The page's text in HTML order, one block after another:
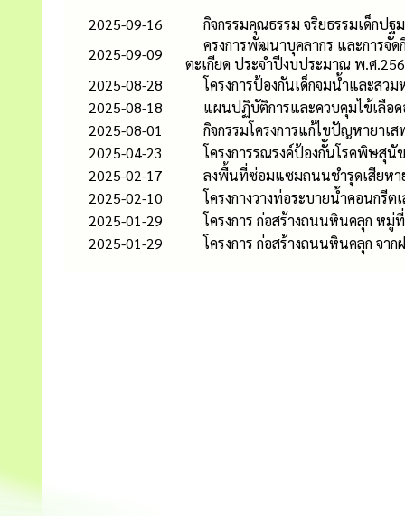
2025-09-16
กิจกรรมคุณธรรม จริยธรรมเด็กป
2025-09-09
ครงการพัฒนาบุคลากร และการจั
ตะเกียด ประจำปีงบประมาณ พ.ศ
2025-08-28
โครงการป้องกันเด็กจมน้ำและสว
2025-08-18
แผนปฏิบัติการและควบคุมไข้เลือด
2025-08-01
กิจกรรมโครงการแก้ไขปัญหายาเ
2025-04-23
โครงการรณรงค์ป้องกัันโรคพิษสุนั
2025-02-17
ลงพื้นที่ซ่อมแซมถนนชำรุดเสียหา
2025-02-10
โครงกางวางท่อระบายน้ำคอนกรี
2025-01-29
โครงการ ก่อสร้างถนนหินคลุก หมู่
2025-01-29
โครงการ ก่อสร้างถนนหินคลุก จา